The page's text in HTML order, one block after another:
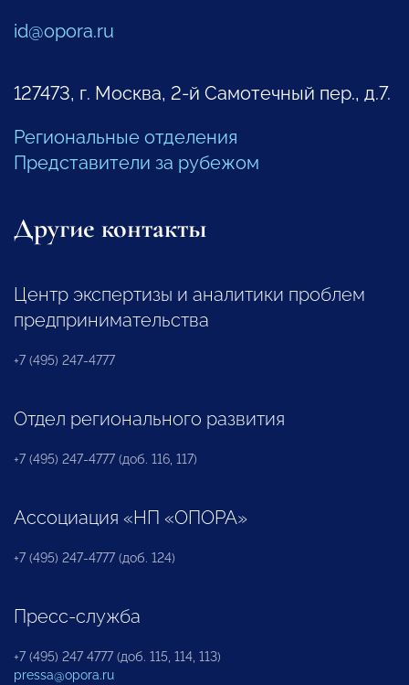
id@opora.ru
127473, г. Москва, 2-й Самотечный пер., д.7.
Региональные отделения
Представители за рубежом
Другие контакты
Центр экспертизы и аналитики проблем
предпринимательства
+7 (495) 247-4777
Отдел регионального развития
+7 (495) 247-4777 (доб. 116, 117)
Ассоциация «НП «ОПОРА»
+7 (495) 247-4777 (доб. 124)
Пресс-служба
+7 (495) 247 4777 (доб. 115, 114, 113)
pressa@opora.ru